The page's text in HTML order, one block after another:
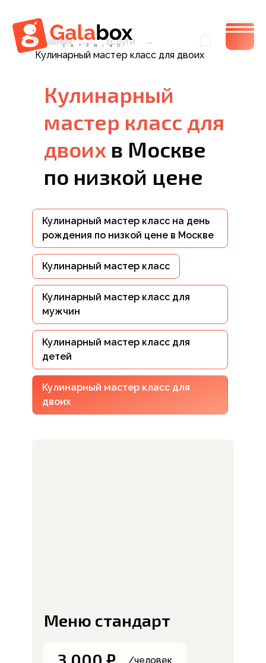
Главная → Услуги
→
Кулинарный мастер класс для двоих
Кулинарный
мастер класс для
двоих в Москве
по низкой цене
Кулинарный мастер класс на день
рождения по низкой цене в Москве
Кулинарный мастер класс
Кулинарный мастер класс для
мужчин
Кулинарный мастер класс для
детей
Кулинарный мастер класс для
двоих
/человек
Меню стандарт